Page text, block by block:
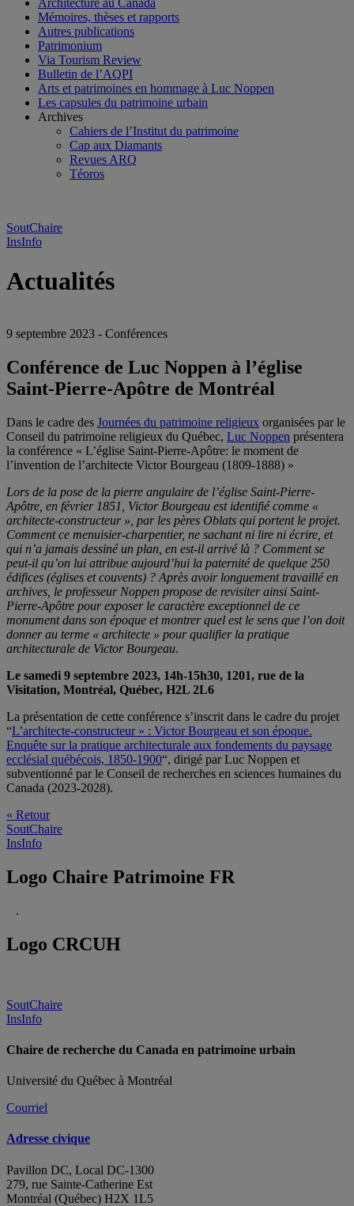
Architecture au Canada
Mémoires, thèses et rapports
Autres publications
Patrimonium
Via Tourism Review
Bulletin de l’AQPI
Arts et patrimoines en hommage à Luc Noppen
Les capsules du patrimoine urbain
Archives
Cahiers de l’Institut du patrimoine
Cap aux Diamants
Revues ARQ
Téoros
SoutChaire
InsInfo
Actualités
9 septembre 2023 - Conférences
Conférence de Luc Noppen à l’église
Saint-Pierre-Apôtre de Montréal
Dans le cadre des Journées du patrimoine religieux organisées par le
Conseil du patrimoine religieux du Québec, Luc Noppen présentera
la conférence « L’église Saint-Pierre-Apôtre: le moment de
l’invention de l’architecte Victor Bourgeau (1809-1888) »
Lors de la pose de la pierre angulaire de l’église Saint-Pierre-
Apôtre, en février 1851, Victor Bourgeau est identifié comme «
architecte-constructeur », par les pères Oblats qui portent le projet.
Comment ce menuisier-charpentier, ne sachant ni lire ni écrire, et
qui n’a jamais dessiné un plan, en est-il arrivé là ? Comment se
peut-il qu’on lui attribue aujourd’hui la paternité de quelque 250
édifices (églises et couvents) ? Après avoir longuement travaillé en
archives, le professeur Noppen propose de revisiter ainsi Saint-
Pierre-Apôtre pour exposer le caractère exceptionnel de ce
monument dans son époque et montrer quel est le sens que l’on doit
donner au terme « architecte » pour qualifier la pratique
architecturale de Victor Bourgeau.
Le samedi 9 septembre 2023, 14h-15h30, 1201, rue de la
Visitation, Montréal, Québec, H2L 2L6
La présentation de cette conférence s’inscrit dans le cadre du projet
“L’architecte-constructeur » : Victor Bourgeau et son époque.
Enquête sur la pratique architecturale aux fondements du paysage
ecclésial québécois, 1850-1900“, dirigé par Luc Noppen et
subventionné par le Conseil de recherches en sciences humaines du
Canada (2023-2028).
« Retour
SoutChaire
InsInfo
Logo Chaire Patrimoine FR
.
Logo CRCUH
SoutChaire
InsInfo
Chaire de recherche du Canada en patrimoine urbain
Université du Québec à Montréal
Courriel
Adresse civique
Pavillon DC, Local DC-1300
279, rue Sainte-Catherine Est
Montréal (Québec) H2X 1L5